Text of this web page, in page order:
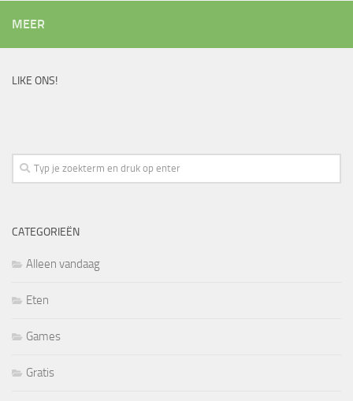
MEER
LIKE ONS!
CATEGORIEËN
Alleen vandaag
Eten
Games
Gratis